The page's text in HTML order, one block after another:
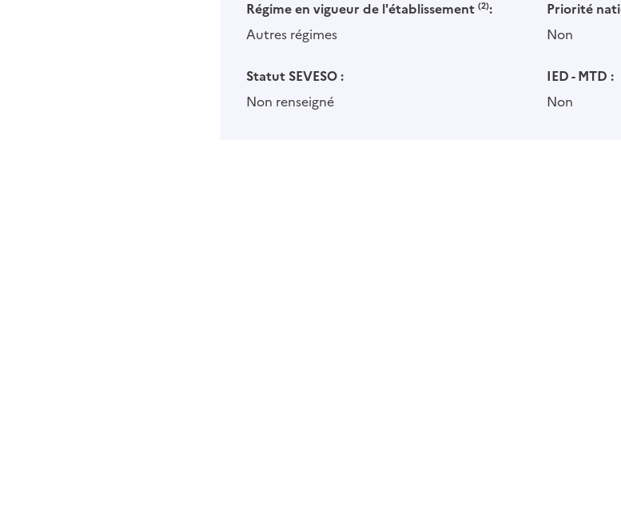
Régime en vigueur de l'établissement (2):
Autres régimes
Priorité
Non
Statut SEVESO :
Non renseigné
IED - MTD :
Non